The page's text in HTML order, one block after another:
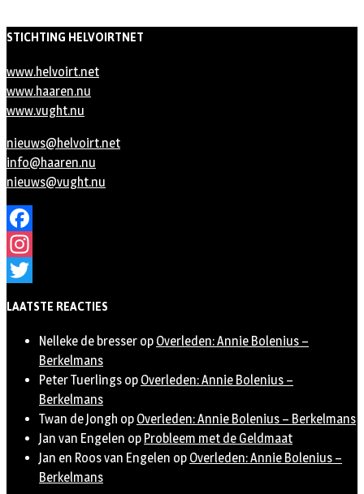
STICHTING HELVOIRTNET
www.helvoirt.net
www.haaren.nu
www.vught.nu
nieuws@helvoirt.net
info@haaren.nu
nieuws@vught.nu
Facebook
Instagram
LAATSTE REACTIES
Nelleke de bresser op Overleden: Annie Bolenius –
Berkelmans
Peter Tuerlings op Overleden: Annie Bolenius –
Berkelmans
Twan de Jongh op Overleden: Annie Bolenius – Berkelmans
Jan van Engelen op Probleem met de Geldmaat
Jan en Roos van Engelen op Overleden: Annie Bolenius –
Berkelmans